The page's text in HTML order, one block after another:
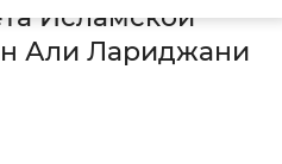
Исламской
Али Лариджани